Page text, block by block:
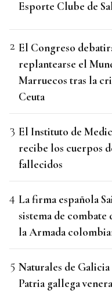
Esporte Clube de
El Congreso
replantearse el
Marruecos tras la
Ceuta
El Instituto de
recibe los cuerpos
fallecidos
La firma española
sistema de
la Armada
Naturales de
Patria gallega